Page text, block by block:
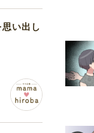
い出し